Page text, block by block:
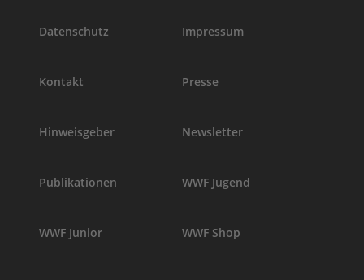
Datenschutz Impressum
Kontakt Presse
Hinweisgeber Newsletter
Publikationen WWF Jugend
WWF Junior WWF Shop